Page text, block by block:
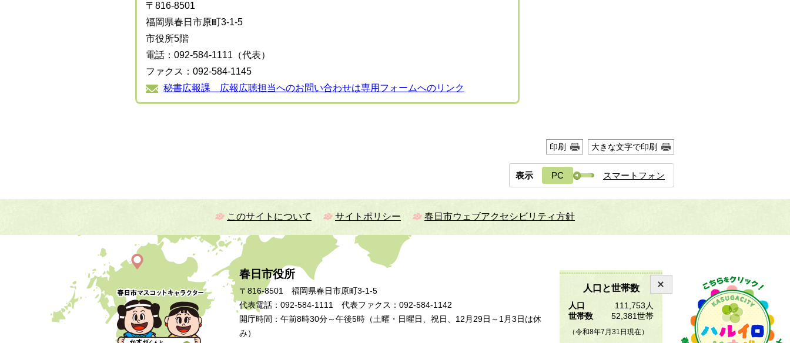
〒816-8501
福岡県春日市原町3-1-5
市役所5階
電話：092-584-1111（代表）
ファクス：092-584-1145
秘書広報課 広報広聴担当へのお問い合わせは専用フォームへのリンク
印刷 大きな文字で印刷
表示 PC スマートフォン
このサイトについて サイトポリシー 春日市ウェブアクセシビリティ方針
人口と世帯数
人口
111,753人
世帯数
52,381世帯
（令和8年7月31日現在）
春日市役所
〒816-8501 福岡県春日市原町3-1-5
代表電話：092-584-1111 代表ファクス：092-584-1142
開庁時間：午前8時30分～午後5時（土曜・日曜日、祝日、12月29日～1月3日は休
み）